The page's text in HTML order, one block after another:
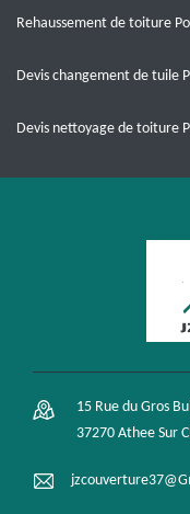
Rehaussement de toiture
Devis changement de tuile
Devis nettoyage de toiture
15 Rue du Gros
37270 Athee Sur